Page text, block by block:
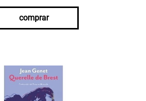
comprar